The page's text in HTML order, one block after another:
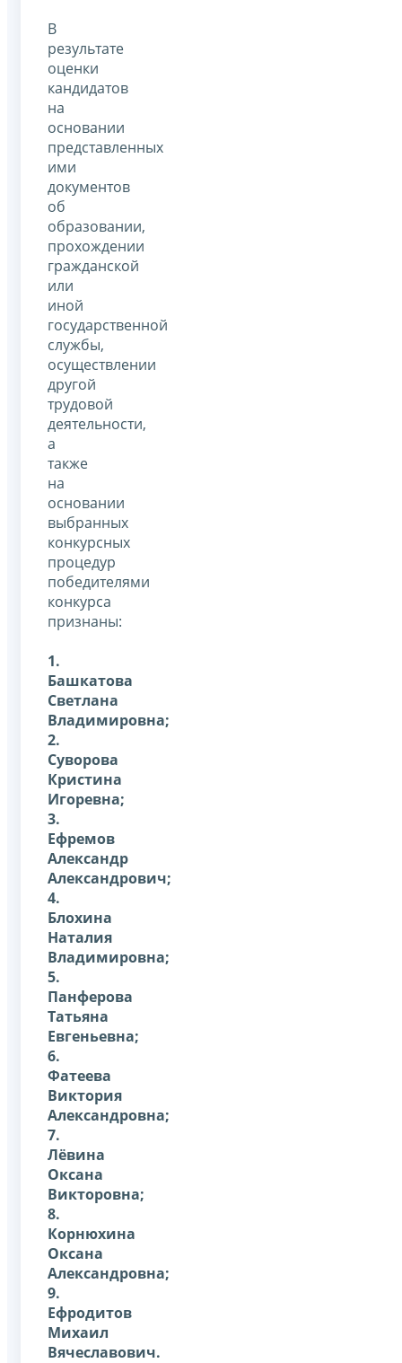
В
результате
оценки
кандидатов
на
основании
представленных
ими
документов
об
образовании,
прохождении
гражданской
или
иной
государственной
службы,
осуществлении
другой
трудовой
деятельности,
а
также
на
основании
выбранных
конкурсных
процедур
победителями
конкурса
признаны:
1.
Башкатова
Светлана
Владимировна;
2.
Суворова
Кристина
Игоревна;
3.
Ефремов
Александр
Александрович;
4.
Блохина
Наталия
Владимировна;
5.
Панферова
Татьяна
Евгеньевна;
6.
Фатеева
Виктория
Александровна;
7.
Лёвина
Оксана
Викторовна;
8.
Корнюхина
Оксана
Александровна;
9.
Ефродитов
Михаил
Вячеславович.